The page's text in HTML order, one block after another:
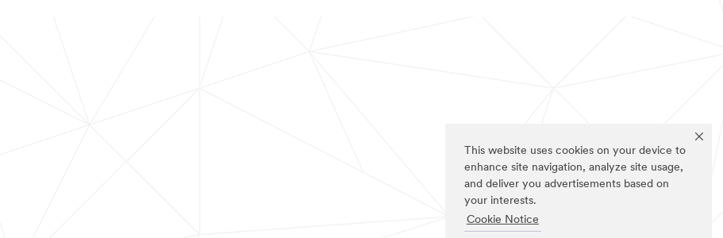
This website uses cookies on your device to
enhance site navigation, analyze site usage,
and deliver you advertisements based on
your interests.
Cookie Notice